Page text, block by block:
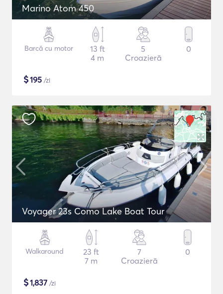
Marino Atom 450
Barcă cu motor
13 ft
4 m
5
Croazieră
0
$195 /zi
Voyager 23s Como Lake Boat Tour
Walkaround
23 ft
7 m
7
Croazieră
0
$1,837 /zi